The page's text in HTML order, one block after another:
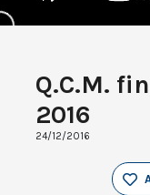
Q.C.M.
2016
24/12/2016